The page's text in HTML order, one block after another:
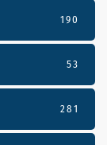
190
53
281